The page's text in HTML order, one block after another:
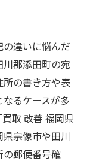
違いに悩んだ
郡添田町の宛
の書き方や表
るケースが多
取 改善 福岡県
宗像市や田川
郵便番号確